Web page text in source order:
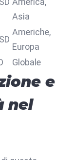
Asia
Americhe,
Europa
Globale
e
nel